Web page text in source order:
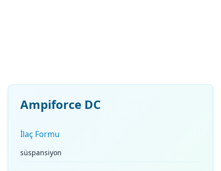
Ampiforce DC
İlaç Formu
süspansiyon